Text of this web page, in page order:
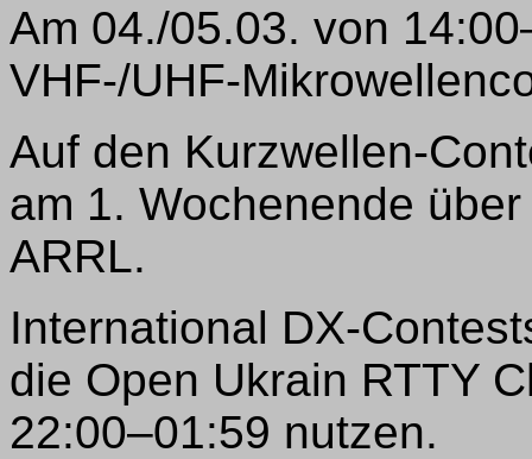
Am 04./05.03. von
VHF-/UHF-
Auf den Kurzwellen-
am 1. Wochenende
ARRL.
International DX-
die Open Ukrain RTTY
22:00–01:59 nutzen.